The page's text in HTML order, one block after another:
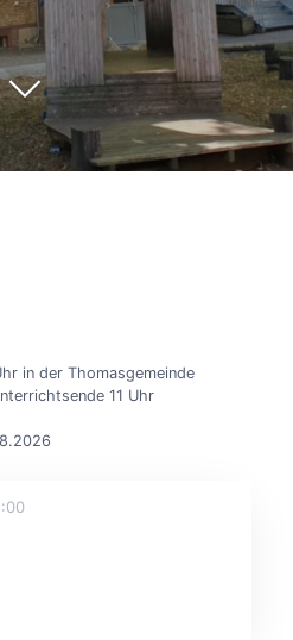
in der Thomasgemeinde
11 Uhr